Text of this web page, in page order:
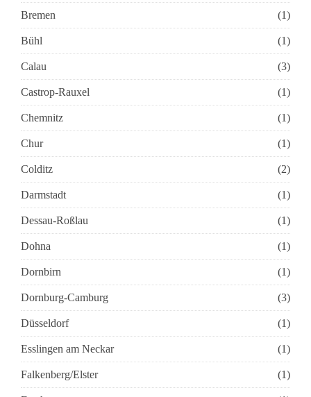
Bremen (1)
Bühl (1)
Calau (3)
Castrop-Rauxel (1)
Chemnitz (1)
Chur (1)
Colditz (2)
Darmstadt (1)
Dessau-Roßlau (1)
Dohna (1)
Dornbirn (1)
Dornburg-Camburg (3)
Düsseldorf (1)
Esslingen am Neckar (1)
Falkenberg/Elster (1)